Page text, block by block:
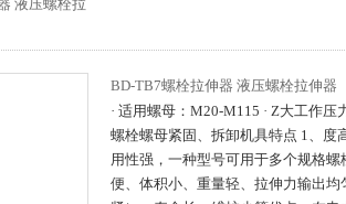
BD-TB7螺栓拉伸器 液压螺栓拉伸器
· 适用螺母：M20-M115 · Z大工作压
螺栓螺母紧固、拆卸机具特点 1、度
用性强，一种型号可用于多个规格
便、体积小、重量轻、拉伸力输出